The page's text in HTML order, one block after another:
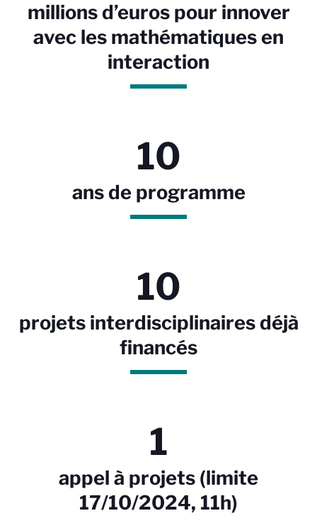
millions d’euros pour innover
avec les mathématiques en
interaction
10
ans de programme
10
projets interdisciplinaires déjà
financés
1
appel à projets (limite
17/10/2024, 11h)